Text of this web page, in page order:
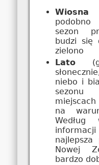
Wiosna
sezon
budzi się
zielono
Lato
niebo i
sezonu
miejscach
na
najlepsza
Nowej
bardzo